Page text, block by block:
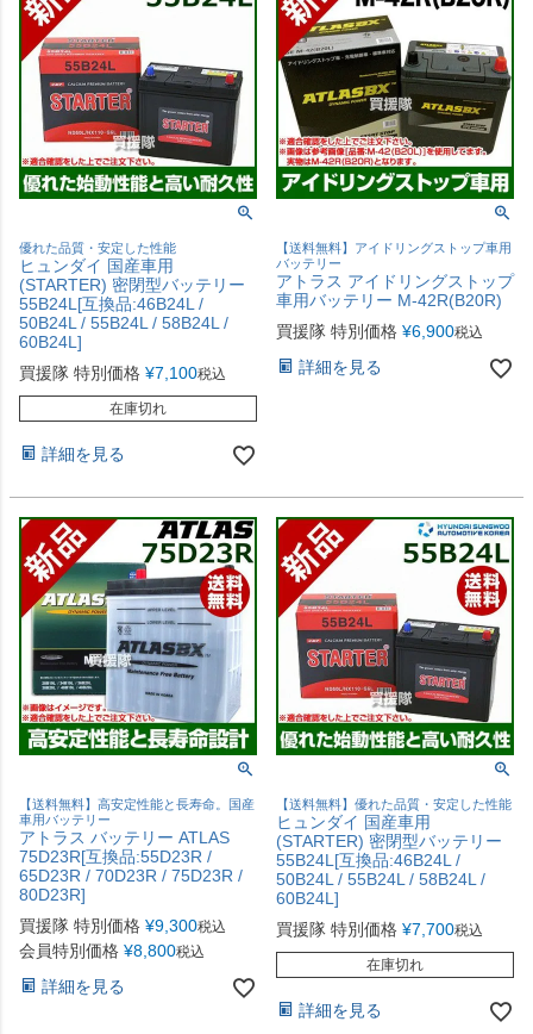
優れた品質・安定した性能
ヒュンダイ 国産車用
(STARTER) 密閉型バッテリー
55B24L[互換品:46B24L /
50B24L / 55B24L / 58B24L /
60B24L]
買援隊 特別価格 ¥7,100税込
在庫切れ
詳細を見る
【送料無料】アイドリングストップ車用
バッテリー
アトラス アイドリングストップ
車用バッテリー M-42R(B20R)
買援隊 特別価格 ¥6,900税込
詳細を見る
【送料無料】高安定性能と長寿命。国産
車用バッテリー
アトラス バッテリー ATLAS
75D23R[互換品:55D23R /
65D23R / 70D23R / 75D23R /
80D23R]
買援隊 特別価格 ¥9,300税込
会員特別価格 ¥8,800税込
詳細を見る
【送料無料】優れた品質・安定した性能
ヒュンダイ 国産車用
(STARTER) 密閉型バッテリー
55B24L[互換品:46B24L /
50B24L / 55B24L / 58B24L /
60B24L]
買援隊 特別価格 ¥7,700税込
在庫切れ
詳細を見る